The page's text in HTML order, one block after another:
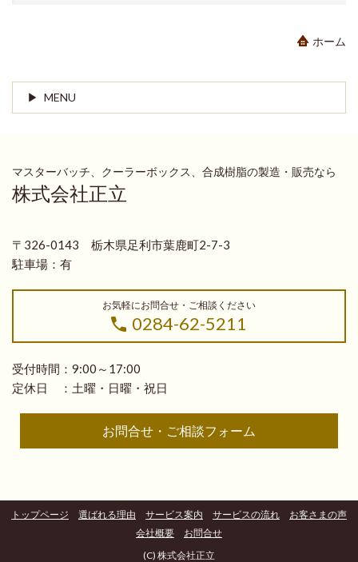
ホーム
MENU
マスターバッチ、クーラーボックス、合成樹脂の製造・販売なら
株式会社正立
〒326-0143 栃木県足利市葉鹿町2-7-3
駐車場：有
お気軽にお問合せ・ご相談ください
0284-62-5211
受付時間：9:00～17:00
定休日 ：土曜・日曜・祝日
お問合せ・ご相談フォーム
(C) 株式会社正立
トップページ 選ばれる理由 サービス案内 サービスの流れ
お客さまの声
会社概要
お問合せ